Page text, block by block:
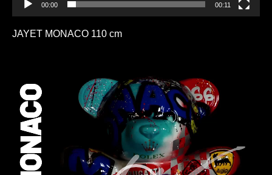
00:00 00:11
JAYET MONACO 110 cm